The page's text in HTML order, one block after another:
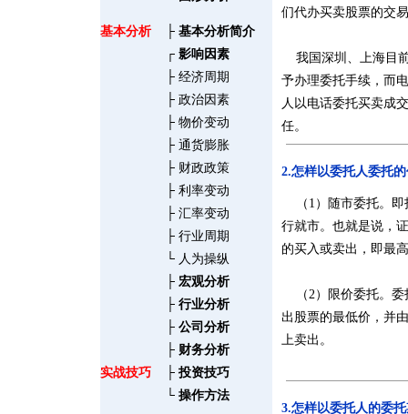
基本分析 ├ 基本分析简介
┌ 影响因素
├ 经济周期
├ 政治因素
├ 物价变动
├ 通货膨胀
├ 财政政策
├ 利率变动
├ 汇率变动
├ 行业周期
└ 人为操纵
├ 宏观分析
├ 行业分析
├ 公司分析
├ 财务分析
实战技巧
├ 投资技巧
└ 操作方法
们代办买卖股票的交
我国深圳、上海目
予办理委托手续，而
人以电话委托买卖成
任。
2.怎样以委托人委托
（1）随市委托。即
行就市。也就是说，
的买入或卖出，即最
（2）限价委托。委
出股票的最低价，并
上卖出。
3.怎样以委托人的委